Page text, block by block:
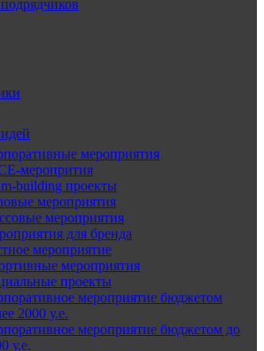
мероприятия
меропрития
building проекты
мероприятия
мероприятия
для бренда
мероприятие
мероприятия
проекты
мероприятие бюджетом
2000 у.е.
мероприятие бюджетом до
у.е.